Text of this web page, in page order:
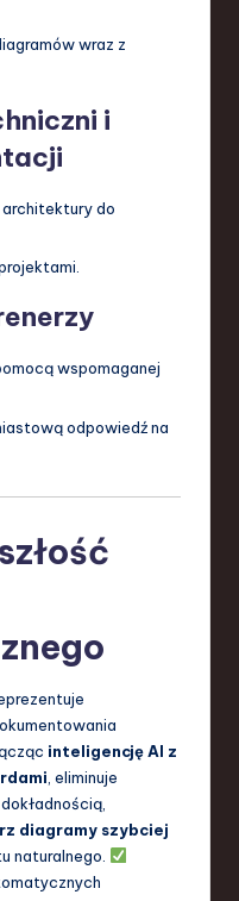
wraz z
i
architektury do
wspomaganej
odpowiedź na
inteligencję AI z
, eliminuje
diagramy szybciej
naturalnego.